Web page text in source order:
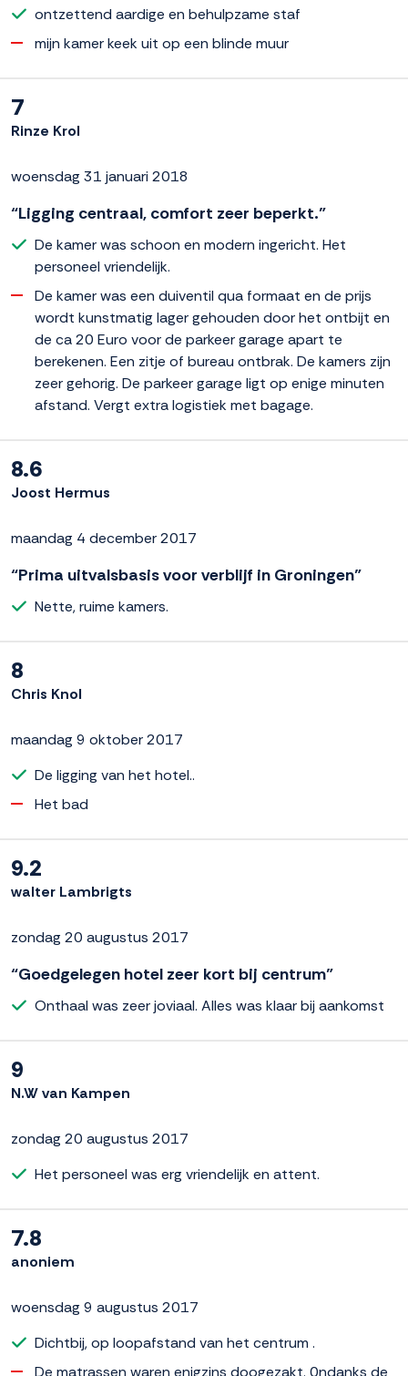
ontzettend aardige en behulpzame staf
mijn kamer keek uit op een blinde muur
7
Rinze Krol
woensdag 31 januari 2018
“Ligging centraal, comfort zeer beperkt.”
De kamer was schoon en modern ingericht. Het
personeel vriendelijk.
De kamer was een duiventil qua formaat en de prijs
wordt kunstmatig lager gehouden door het ontbijt en
de ca 20 Euro voor de parkeer garage apart te
berekenen. Een zitje of bureau ontbrak. De kamers zijn
zeer gehorig. De parkeer garage ligt op enige minuten
afstand. Vergt extra logistiek met bagage.
8.6
Joost Hermus
maandag 4 december 2017
“Prima uitvalsbasis voor verblijf in Groningen”
Nette, ruime kamers.
8
Chris Knol
maandag 9 oktober 2017
De ligging van het hotel..
Het bad
9.2
walter Lambrigts
zondag 20 augustus 2017
“Goedgelegen hotel zeer kort bij centrum”
Onthaal was zeer joviaal. Alles was klaar bij aankomst
9
N.W van Kampen
zondag 20 augustus 2017
Het personeel was erg vriendelijk en attent.
7.8
anoniem
woensdag 9 augustus 2017
Dichtbij, op loopafstand van het centrum .